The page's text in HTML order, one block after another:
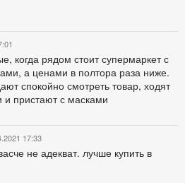
когда рядом стоит супермаркет с
а ценами в полтора раза ниже.
спокойно смотреть товар, ходят
и пристают с масками
17:33
не адекват. лучше купить в